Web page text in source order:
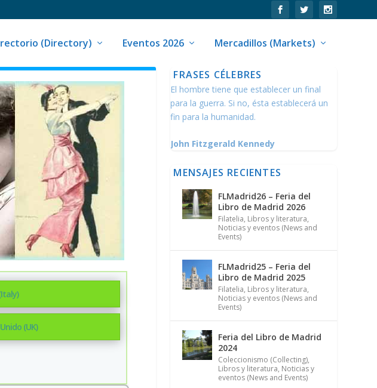
(Directory) Eventos 2026 Mercadillos (Markets)
(UK)
FRASES CÉLEBRES
El hombre tiene que establecer un final
para la guerra. Si no, ésta establecerá un
fin para la humanidad.
John Fitzgerald Kennedy
MENSAJES RECIENTES
FLMadrid26 – Feria del
Libro de Madrid 2026
Filatelia, Libros y literatura,
Noticias y eventos (News and
Events)
FLMadrid25 – Feria del
Libro de Madrid 2025
Filatelia, Libros y literatura,
Noticias y eventos (News and
Events)
Feria del Libro de Madrid
2024
Coleccionismo (Collecting),
Libros y literatura, Noticias y
eventos (News and Events)